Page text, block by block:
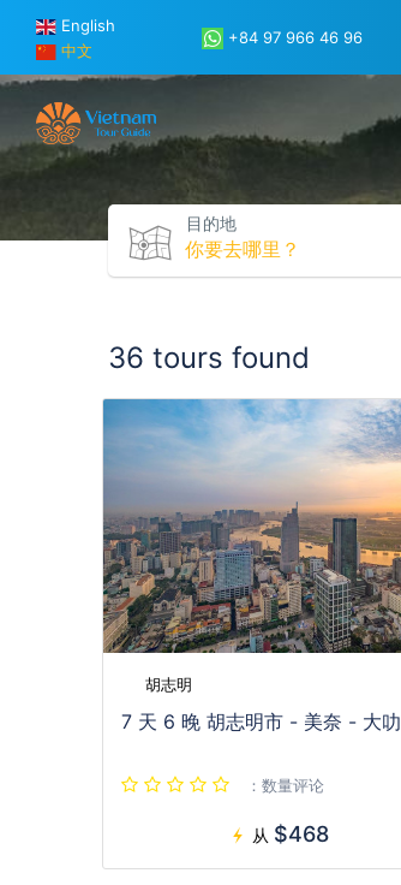
English
中文
+84 97 966 46 96
目的地
36 tours found
胡志明
7 天 6 晚 胡志明市 - 美奈 - 大叻
：数量评论
从 $468